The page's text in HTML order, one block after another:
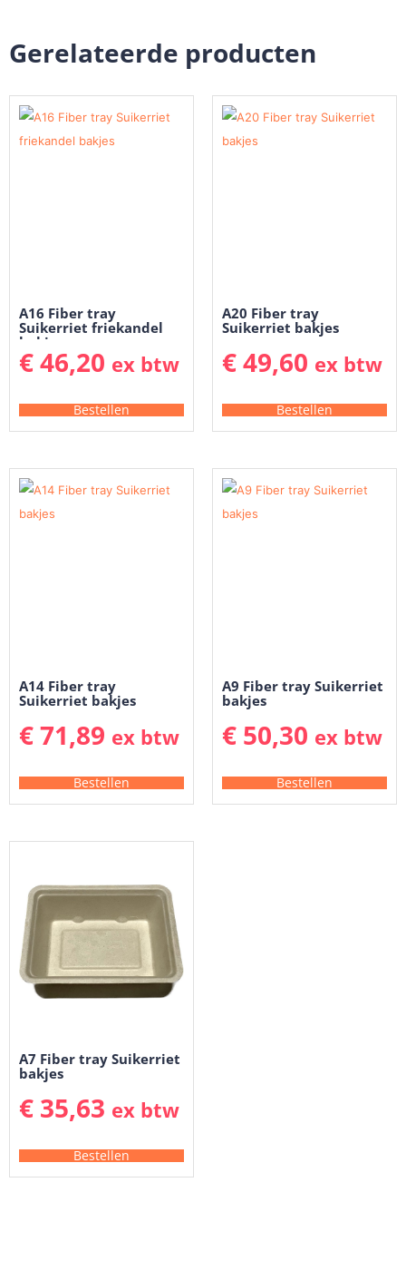
Gerelateerde producten
A16 Fiber tray
Suikerriet friekandel
bakjes
€46,20 ex btw
Bestellen
A20 Fiber tray
Suikerriet bakjes
€49,60 ex btw
Bestellen
A14 Fiber tray
Suikerriet bakjes
€71,89 ex btw
Bestellen
A9 Fiber tray Suikerriet
bakjes
€ 50,30 ex btw
Bestellen
A7 Fiber tray Suikerriet
bakjes
€ 35,63 ex btw
Bestellen